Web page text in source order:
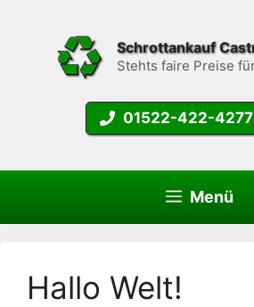
springen
Schrottankauf
Stehts faire Preise
01522-422-4277
Menü
Hallo Welt!